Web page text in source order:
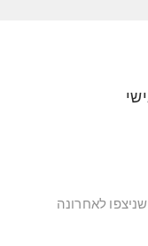
לאחרונה